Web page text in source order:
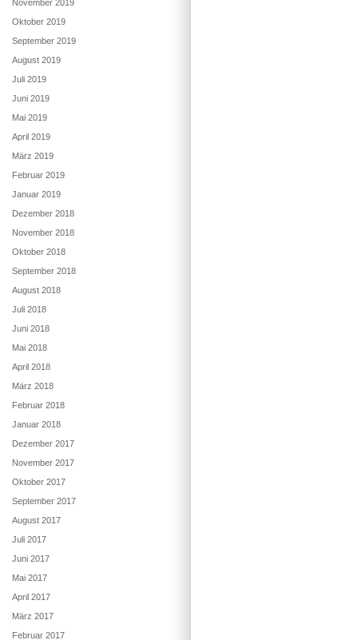
November 2019
Oktober 2019
September 2019
August 2019
Juli 2019
Juni 2019
Mai 2019
April 2019
März 2019
Februar 2019
Januar 2019
Dezember 2018
November 2018
Oktober 2018
September 2018
August 2018
Juli 2018
Juni 2018
Mai 2018
April 2018
März 2018
Februar 2018
Januar 2018
Dezember 2017
November 2017
Oktober 2017
September 2017
August 2017
Juli 2017
Juni 2017
Mai 2017
April 2017
März 2017
Februar 2017